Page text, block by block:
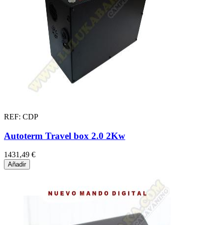
REF: CDP
Autoterm Travel box 2.0 2Kw
1431,49 €
Añadir